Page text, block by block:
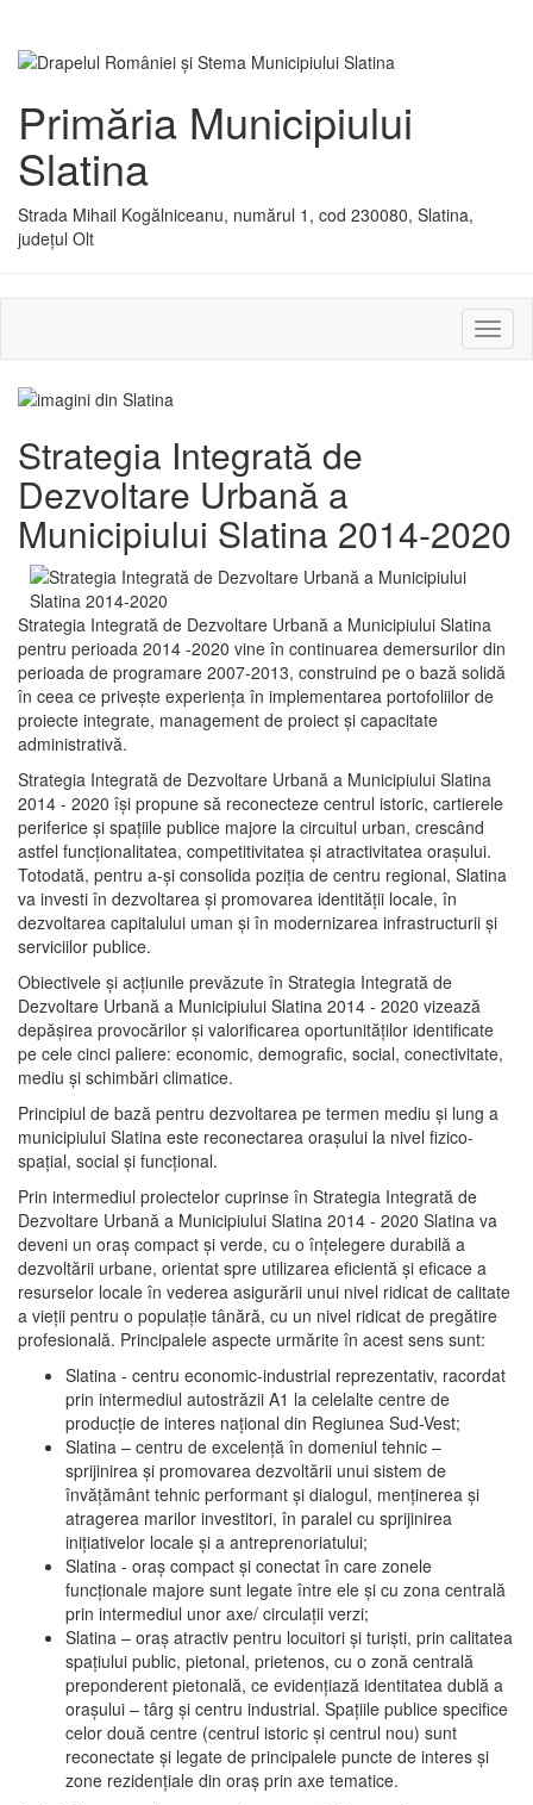
Primăria Municipiului
Slatina
Strada Mihail Kogălniceanu, numărul 1, cod 230080, Slatina,
județul Olt
sau
Strategia Integrată de
Dezvoltare Urbană a
Municipiului Slatina 2014-2020
Strategia Integrată de Dezvoltare Urbană a Municipiului Slatina
pentru perioada 2014 -2020 vine în continuarea demersurilor din
perioada de programare 2007-2013, construind pe o bază solidă
în ceea ce priveşte experienţa în implementarea portofoliilor de
proiecte integrate, management de proiect și capacitate
administrativă.
Strategia Integrată de Dezvoltare Urbană a Municipiului Slatina
2014 - 2020 își propune să reconecteze centrul istoric, cartierele
periferice şi spaţiile publice majore la circuitul urban, crescând
astfel funcţionalitatea, competitivitatea şi atractivitatea oraşului.
Totodată, pentru a-şi consolida poziţia de centru regional, Slatina
va investi în dezvoltarea şi promovarea identităţii locale, în
dezvoltarea capitalului uman şi în modernizarea infrastructurii şi
serviciilor publice.
Obiectivele şi acţiunile prevăzute în Strategia Integrată de
Dezvoltare Urbană a Municipiului Slatina 2014 - 2020 vizează
depășirea provocărilor şi valorificarea oportunităţilor identificate
pe cele cinci paliere: economic, demografic, social, conectivitate,
mediu şi schimbări climatice.
Principiul de bază pentru dezvoltarea pe termen mediu şi lung a
municipiului Slatina este reconectarea oraşului la nivel fizico-
spaţial, social şi funcţional.
Prin intermediul proiectelor cuprinse în Strategia Integrată de
Dezvoltare Urbană a Municipiului Slatina 2014 - 2020 Slatina va
deveni un oraş compact şi verde, cu o înţelegere durabilă a
dezvoltării urbane, orientat spre utilizarea eficientă şi eficace a
resurselor locale în vederea asigurării unui nivel ridicat de calitate
a vieţii pentru o populaţie tânără, cu un nivel ridicat de pregătire
profesională. Principalele aspecte urmărite în acest sens sunt:
Slatina - centru economic-industrial reprezentativ, racordat
prin intermediul autostrăzii A1 la celelalte centre de
producţie de interes naţional din Regiunea Sud-Vest;
Slatina – centru de excelenţă în domeniul tehnic –
sprijinirea şi promovarea dezvoltării unui sistem de
învăţământ tehnic performant şi dialogul, menţinerea şi
atragerea marilor investitori, în paralel cu sprijinirea
iniţiativelor locale şi a antreprenoriatului;
Slatina - oraş compact şi conectat în care zonele
funcţionale majore sunt legate între ele şi cu zona centrală
prin intermediul unor axe/ circulații verzi;
Slatina – oraş atractiv pentru locuitori şi turişti, prin calitatea
spaţiului public, pietonal, prietenos, cu o zonă centrală
preponderent pietonală, ce evidenţiază identitatea dublă a
oraşului – târg şi centru industrial. Spaţiile publice specifice
celor două centre (centrul istoric şi centrul nou) sunt
reconectate şi legate de principalele puncte de interes şi
zone rezidenţiale din oraş prin axe tematice.